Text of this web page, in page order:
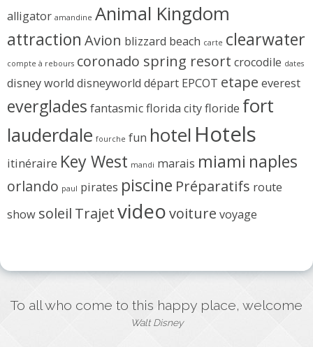
alligator amandine Animal Kingdom
attraction Avion blizzard beach carte clearwater
compte à rebours coronado spring resort crocodile dates
disney world disneyworld départ EPCOT etape everest
everglades fantasmicflorida cityfloride fort
lauderdale fourche fun hotel Hotels
itinéraire Key West mandi marais miami naples
orlando paul pirates piscine Préparatifs route
show soleil Trajetvideovoiture voyage
To all who come to this happy place, welcome
Walt Disney